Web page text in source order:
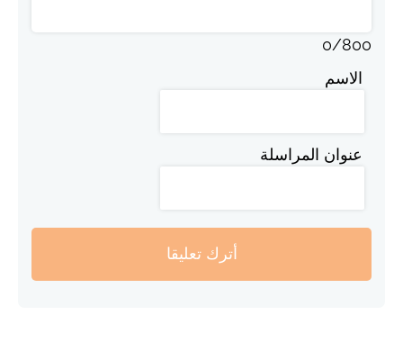
0/800
الاسم
عنوان المراسلة
أترك تعليقا